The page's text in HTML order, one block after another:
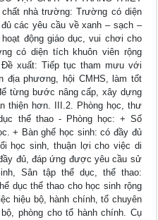
nhà trường: Trường có diện
các yêu cầu về xanh – sạch –
động giáo dục, vui chơi cho
có diện tích khuôn viên rộng
xuất: Tiếp tục tham mưu với
địa phương, hội CMHS, làm tốt
từng bước nâng cấp, xây dựng
thiện hơn. III.2. Phòng học, thư
thể thao - Phòng học: + Số
+ Bàn ghế học sinh: có đầy đủ
học sinh, thuận lợi cho việc di
đủ, đáp ứng được yêu cầu sử
Sân tập thể dục, thể thao:
dục thể thao cho học sinh rộng
hiệu bộ, hành chính, tổ chuyên
phòng cho tổ hành chính. Cụ